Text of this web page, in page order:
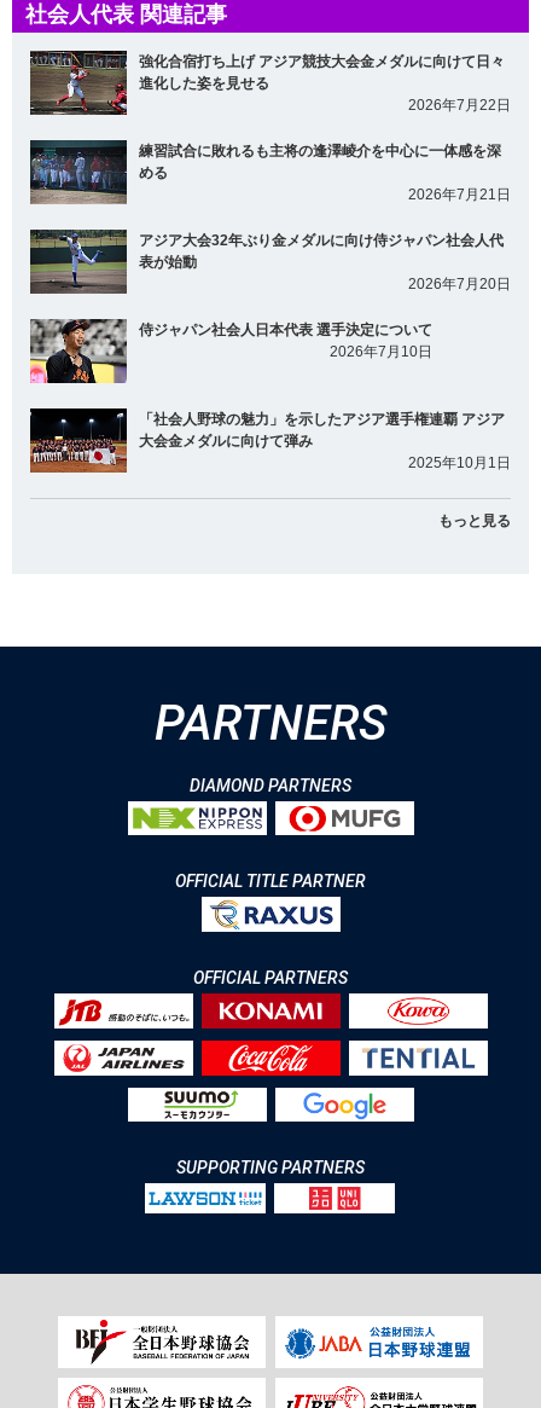
社会人代表 関連記事
強化合宿打ち上げ アジア競技大会金メダルに向けて日々
進化した姿を見せる
2026年7月22日
練習試合に敗れるも主将の逢澤崚介を中心に一体感を深
める
2026年7月21日
アジア大会32年ぶり金メダルに向け侍ジャパン社会人代
表が始動
2026年7月20日
侍ジャパン社会人日本代表 選手決定について
2026年7月10日
「社会人野球の魅力」を示したアジア選手権連覇 アジア
大会金メダルに向けて弾み
2025年10月1日
もっと見る
PARTNERS
DIAMOND PARTNERS
OFFICIAL TITLE PARTNER
OFFICIAL PARTNERS
SUPPORTING PARTNERS